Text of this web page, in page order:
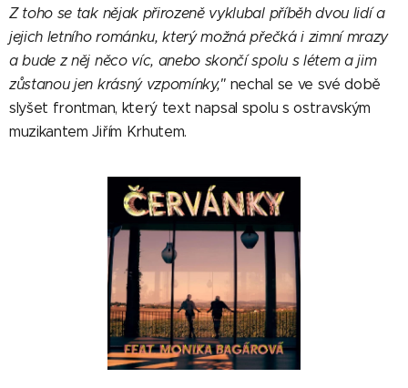
Z toho se tak nějak přirozeně vyklubal příběh dvou lidí a
jejich letního románku, který možná přečká i zimní mrazy
a bude z něj něco víc, anebo skončí spolu s létem a jim
zůstanou jen krásný vzpomínky," nechal se ve své době
slyšet frontman, který text napsal spolu s ostravským
muzikantem Jiřím Krhutem.